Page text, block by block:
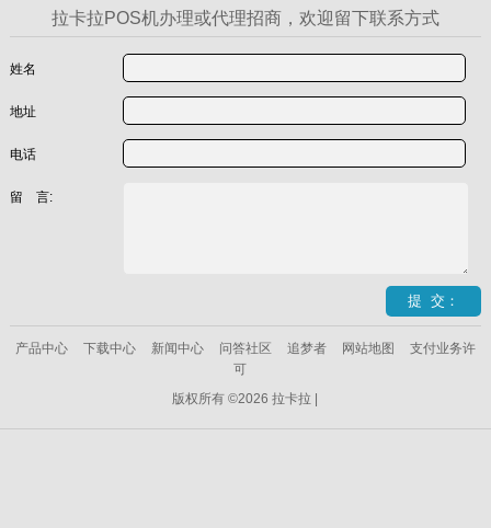
拉卡拉POS机办理或代理招商，欢迎留下联系方式
姓名
地址
电话
留 言:
产品中心 下载中心 新闻中心 问答社区 追梦者 网站地图
支付业务许
可
版权所有 ©2026 拉卡拉 |